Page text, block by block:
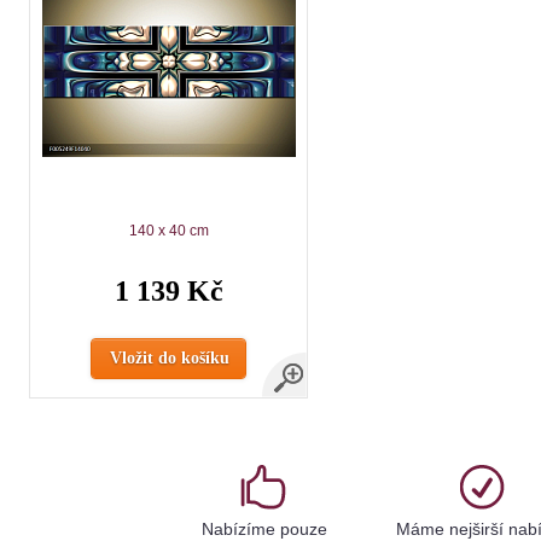
140 x 40 cm
1 139 Kč
Vložit do košíku
Nabízíme pouze Máme nejširší